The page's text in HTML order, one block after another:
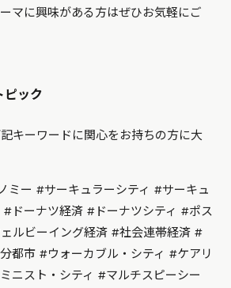
マに興味がある方はぜひお気軽にご
ピック
キーワードに関心をお持ちの方に大
ミー #サーキュラーシティ #サーキュ
#ドーナツ経済 #ドーナツシティ #ポス
ルビーイング経済 #社会連帯経済 #
都市 #ウォーカブル・シティ #ケアリ
ニスト・シティ #マルチスピーシー